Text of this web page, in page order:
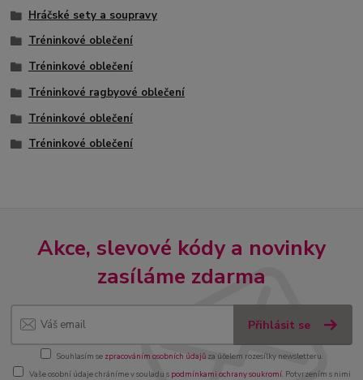
Hráčské sety a soupravy
Tréninkové oblečení
Tréninkové oblečení
Tréninkové ragbyové oblečení
Tréninkové oblečení
Tréninkové oblečení
Akce, slevové kódy a novinky
zasíláme zdarma
Přihlásit se
Souhlasím se zpracováním osobních údajůza účelem rozesílky newsletteru.
Vaše osobní údaje chráníme v souladu s podmínkami ochrany soukromí. Potvrzením s nimi